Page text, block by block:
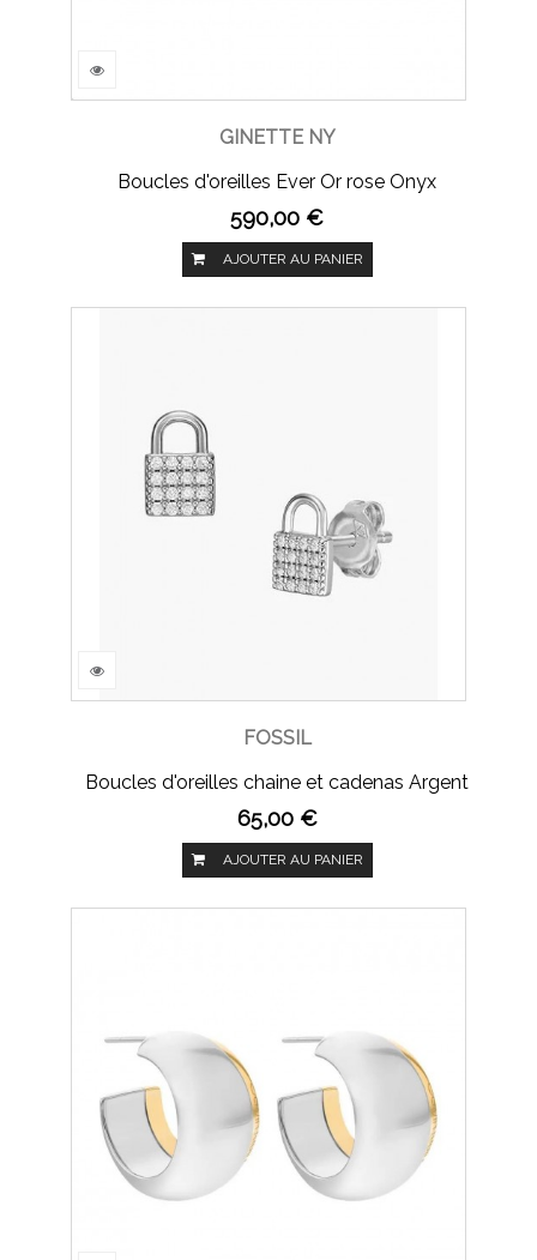
GINETTE NY
Boucles d'oreilles Ever Or rose Onyx
590,00 €
AJOUTER AU PANIER
FOSSIL
Boucles d'oreilles chaine et cadenas Argent
65,00 €
AJOUTER AU PANIER